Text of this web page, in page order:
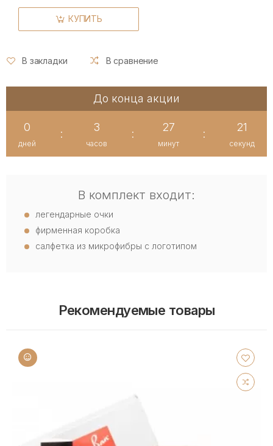
КУПИТЬ
В закладки В сравнение
До конца акции
0
дней
:
3
часов
:
27
минут
:
21
секунд
В комплект входит:
легендарные очки
фирменная коробка
салфетка из микрофибры с логотипом
Рекомендуемые товары